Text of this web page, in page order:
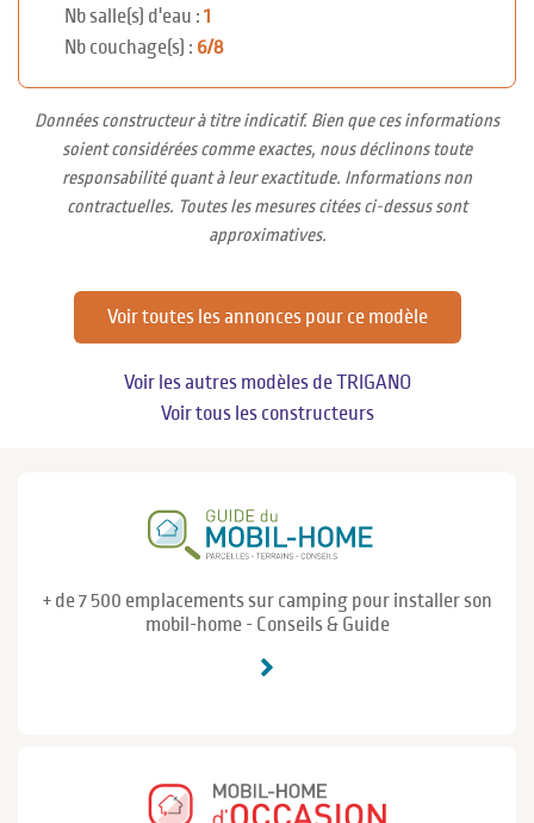
Nb salle(s) d'eau : 1
Nb couchage(s) : 6/8
Données constructeur à titre indicatif. Bien que ces informations
soient considérées comme exactes, nous déclinons toute
responsabilité quant à leur exactitude. Informations non
contractuelles. Toutes les mesures citées ci-dessus sont
approximatives.
Voir toutes les annonces pour ce modèle
Voir les autres modèles de TRIGANO
Voir tous les constructeurs
+ de 7 500 emplacements sur camping pour installer son
mobil-home - Conseils & Guide